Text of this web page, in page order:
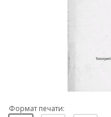
Формат печати: